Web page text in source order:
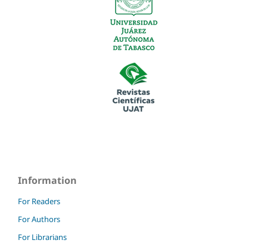
Information
For Readers
For Authors
For Librarians